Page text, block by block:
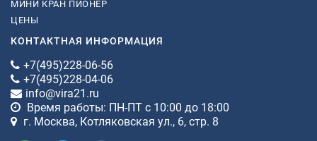
МИНИ КРАН ПИОНЕР
ЦЕНЫ
КОНТАКТНАЯ ИНФОРМАЦИЯ
+7(495)228-06-56
+7(495)228-04-06
info@vira21.ru
Время работы: ПН-ПТ с 10:00 до 18:00
г. Москва, Котляковская ул., 6, стр. 8